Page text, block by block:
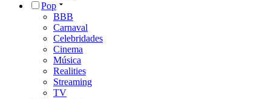
Pop
BBB
Carnaval
Celebridades
Cinema
Música
Realities
Streaming
TV